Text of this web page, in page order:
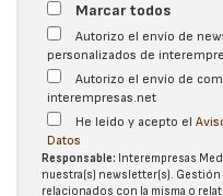
Marcar todos
Autorizo el envío de
personalizados de
Autorizo el envío de
interempresas.net
He leído y acepto el
Datos
Responsable: Interempresas
nuestra(s) newsletter(s).
relacionados con la misma o